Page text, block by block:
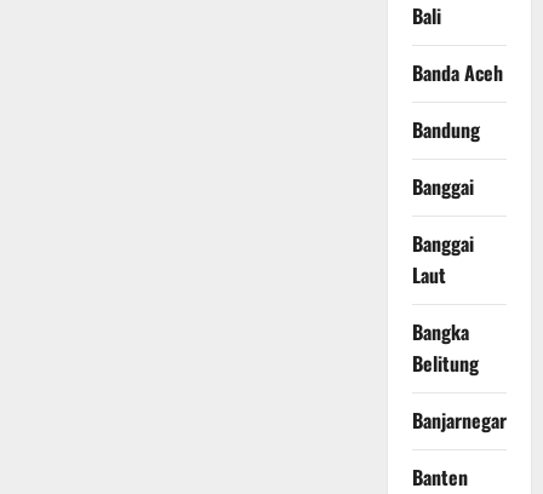
Bali
Banda Aceh
Bandung
Banggai
Banggai
Laut
Bangka
Belitung
Banjarnegara
Banten